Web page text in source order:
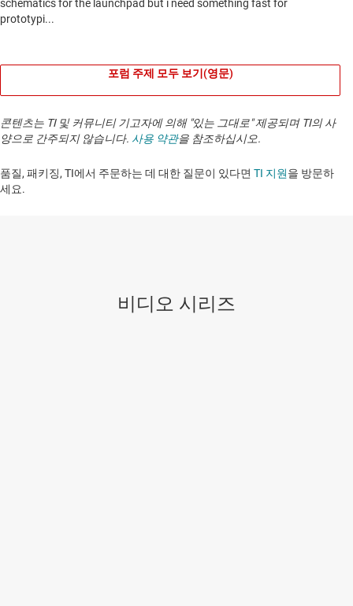
포럼 주제 모두 보기(영문)
콘텐츠는 TI 및 커뮤니티 기고자에 의해 "있는 그대로" 제공되며 TI의 사
양으로 간주되지 않습니다. 사용 약관을 참조하십시오.
품질, 패키징, TI에서 주문하는 데 대한 질문이 있다면 TI 지원을 방문하
세요. ​​​​​​​​​​​​​​
비디오 시리즈